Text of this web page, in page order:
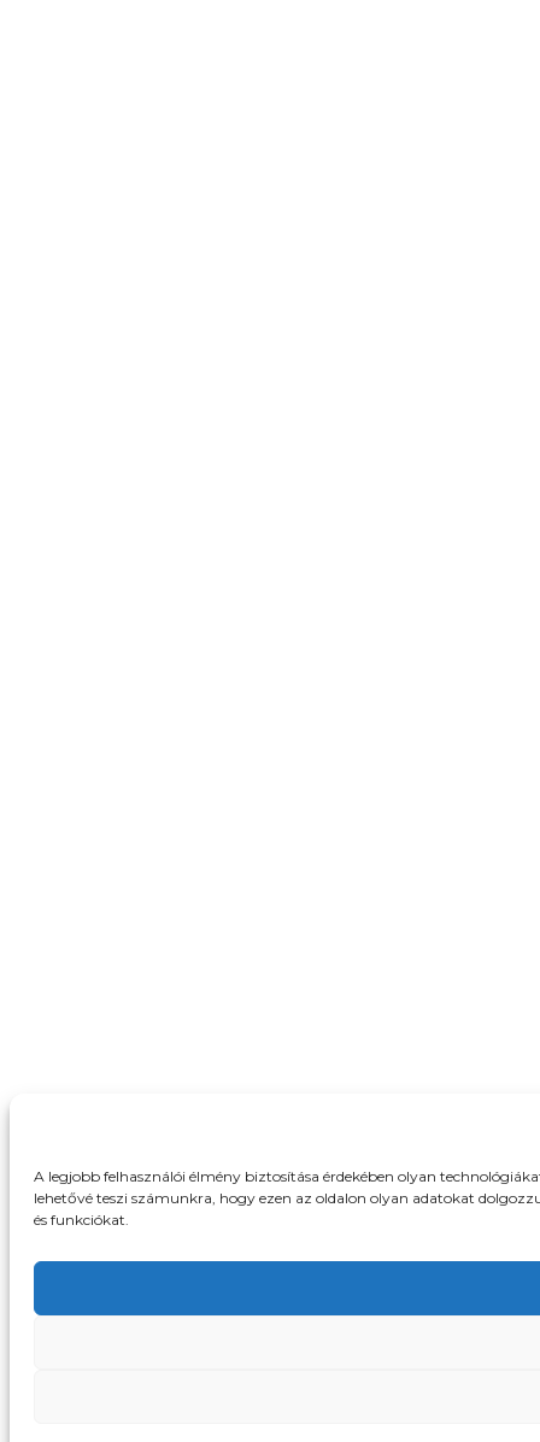
A legjobb felhasználói élmény biztosítása érdekében olyan
lehetővé teszi számunkra, hogy ezen az oldalon olyan adatokat
és funkciókat.